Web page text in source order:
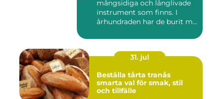
mångsidiga och långlivade
instrument som finns. I
århundraden har de burit m...
31. jul
Beställa tårta tranås
smarta val för smak, stil
och tillfälle